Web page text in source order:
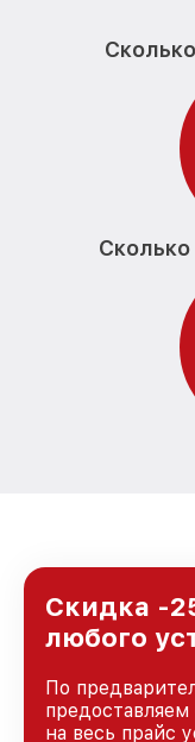
Скидка -
любого
По
на весь прайс